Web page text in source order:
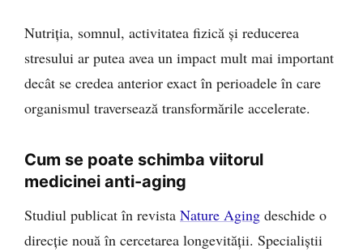
Nutriția, somnul, activitatea fizică și reducerea
stresului ar putea avea un impact mult mai important
decât se credea anterior exact în perioadele în care
organismul traversează transformările accelerate.
Cum se poate schimba viitorul
medicinei anti-aging
Studiul publicat în revista Nature Aging deschide o
direcție nouă în cercetarea longevității. Specialiștii